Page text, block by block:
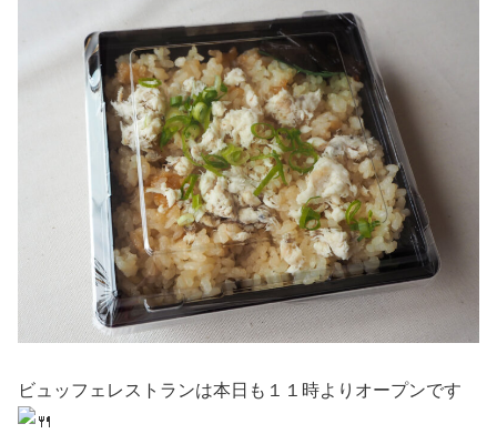
ビュッフェレストランは本日も１１時よりオープンです